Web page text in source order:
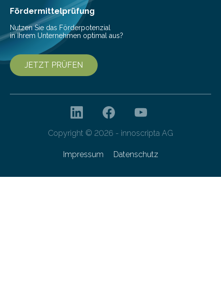
Fördermittelprüfung
Nutzen Sie das Förderpotenzial
in Ihrem Unternehmen optimal aus?
JETZT PRÜFEN
Copyright © 2026 - innoscripta AG
Impressum Datenschutz